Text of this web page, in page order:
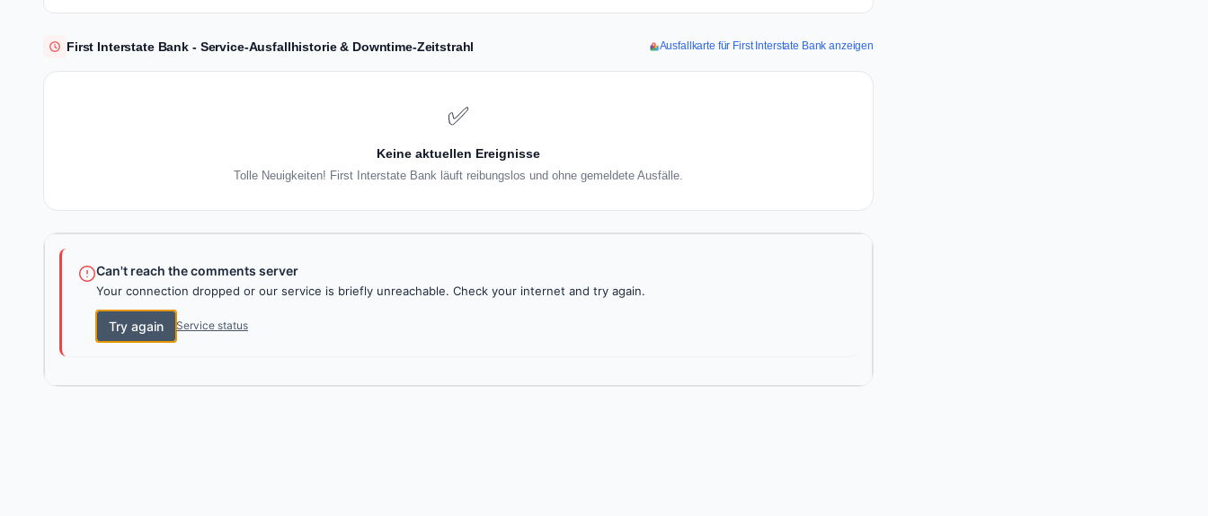
First Interstate Bank - Service-Ausfallhistorie & Downtime-Zeitstrahl Ausfallkarte für First Interstate Bank anzeigen
✅
Keine aktuellen Ereignisse
Tolle Neuigkeiten! First Interstate Bank läuft reibungslos und ohne gemeldete Ausfälle.
Can't reach the comments server
Your connection dropped or our service is briefly unreachable. Check your internet and try again.
Try again Service status